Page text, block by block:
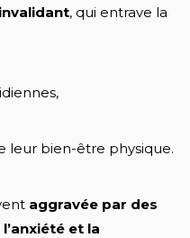
, qui entrave la
bien-être physique.
aggravée par des
et la